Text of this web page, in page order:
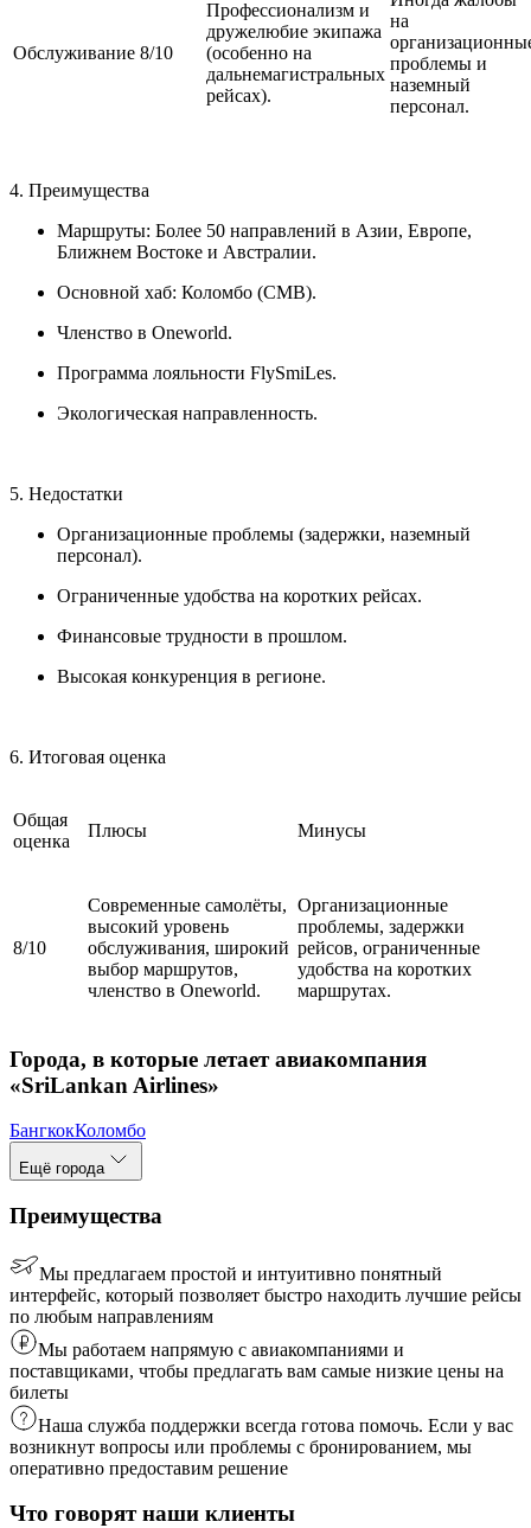
Обслуживание 8/10
Профессионализм и
дружелюбие экипажа
(особенно на
дальнемагистральных
рейсах).
на
проблемы и
наземный
персонал.
4. Преимущества
Маршруты: Более 50 направлений в Азии, Европе,
Ближнем Востоке и Австралии.
Основной хаб: Коломбо (CMB).
Членство в Oneworld.
Программа лояльности FlySmiLes.
Экологическая направленность.
5. Недостатки
Организационные проблемы (задержки, наземный
персонал).
Ограниченные удобства на коротких рейсах.
Финансовые трудности в прошлом.
Высокая конкуренция в регионе.
6. Итоговая оценка
Общая
оценка
Плюсы Минусы
8/10
Современные самолёты,
высокий уровень
обслуживания, широкий
выбор маршрутов,
членство в Oneworld.
Организационные
проблемы, задержки
рейсов, ограниченные
удобства на коротких
маршрутах.
Города, в которые летает авиакомпания
«SriLankan Airlines»
БангкокКоломбо
Ещё города
Преимущества
Мы предлагаем простой и интуитивно понятный
интерфейс, который позволяет быстро находить лучшие рейсы
по любым направлениям
Мы работаем напрямую с авиакомпаниями и
поставщиками, чтобы предлагать вам самые низкие цены на
билеты
Наша служба поддержки всегда готова помочь. Если у вас
возникнут вопросы или проблемы с бронированием, мы
оперативно предоставим решение
Что говорят наши клиенты